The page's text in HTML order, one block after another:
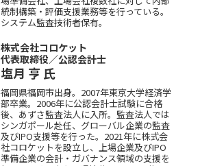
統制構築・評価支援業務等を行っている。
システム監査技術者保有。
株式会社コロケット
代表取締役／公認会計士
塩月 亨 氏
福岡県福岡市出身。2007年東京大学経済学
部卒業。2006年に公認会計士試験に合格
後、あずさ監査法人に入所。監査法人では
シンガポール赴任、グローバル企業の監査
及びIPO支援等を行った。2021年に株式会
社コロケットを設立し、上場企業及びIPO
準備企業の会計・ガバナンス領域の支援を